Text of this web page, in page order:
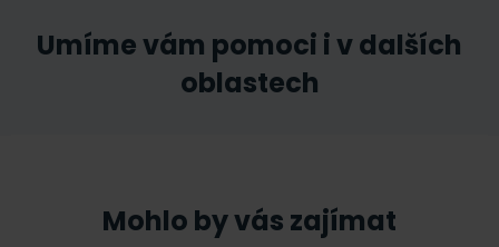
Umíme vám pomoci i v dalších
oblastech
Mohlo by vás zajímat